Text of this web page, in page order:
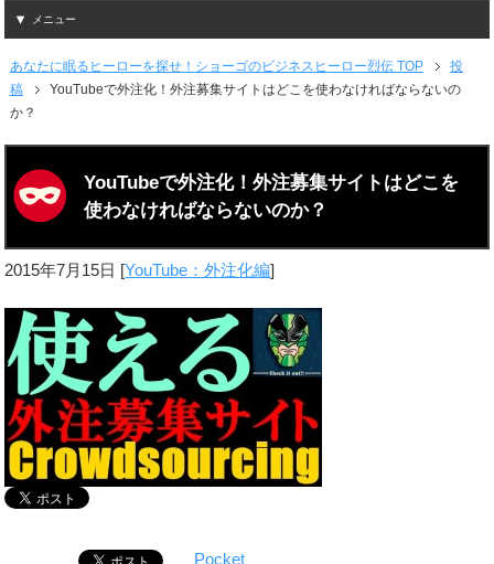
メニュー
あなたに眠るヒーローを探せ！ショーゴのビジネスヒーロー烈伝 TOP
投
稿
YouTubeで外注化！外注募集サイトはどこを使わなければならないの
か？
YouTubeで外注化！外注募集サイトはどこを
使わなければならないのか？
2015年7月15日 [YouTube：外注化編]
Pocket